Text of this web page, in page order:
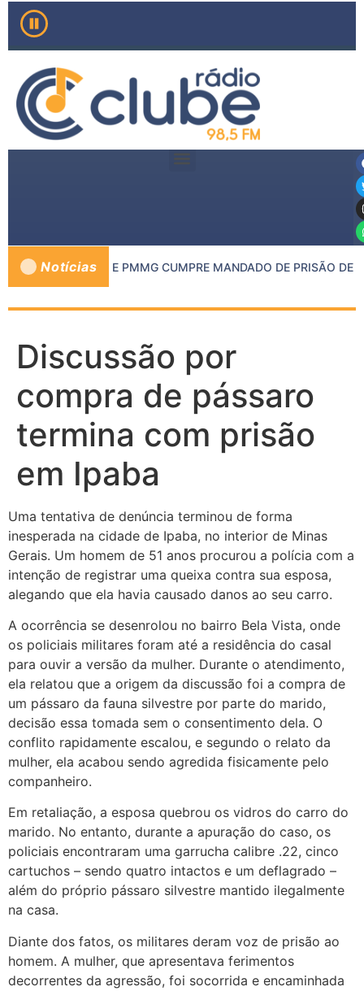
Notícias
MP DE INHAPIM E PMMG CUMPRE MANDADO DE PRISÃO DE
Discussão por
compra de pássaro
termina com prisão
em Ipaba
Uma tentativa de denúncia terminou de forma
inesperada na cidade de Ipaba, no interior de Minas
Gerais. Um homem de 51 anos procurou a polícia com a
intenção de registrar uma queixa contra sua esposa,
alegando que ela havia causado danos ao seu carro.
A ocorrência se desenrolou no bairro Bela Vista, onde
os policiais militares foram até a residência do casal
para ouvir a versão da mulher. Durante o atendimento,
ela relatou que a origem da discussão foi a compra de
um pássaro da fauna silvestre por parte do marido,
decisão essa tomada sem o consentimento dela. O
conflito rapidamente escalou, e segundo o relato da
mulher, ela acabou sendo agredida fisicamente pelo
companheiro.
Em retaliação, a esposa quebrou os vidros do carro do
marido. No entanto, durante a apuração do caso, os
policiais encontraram uma garrucha calibre .22, cinco
cartuchos – sendo quatro intactos e um deflagrado –
além do próprio pássaro silvestre mantido ilegalmente
na casa.
Diante dos fatos, os militares deram voz de prisão ao
homem. A mulher, que apresentava ferimentos
decorrentes da agressão, foi socorrida e encaminhada